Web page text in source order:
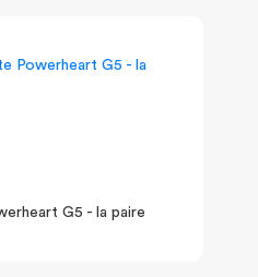
G5 - la paire